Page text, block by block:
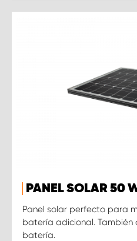
PANEL SOLAR 50
Panel solar perfecto para
batería adicional.
batería.